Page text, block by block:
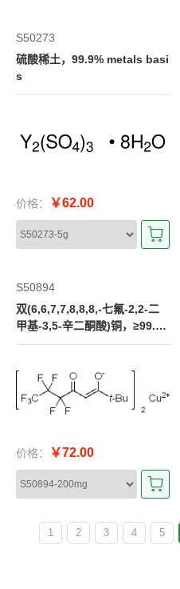
S50273
硫酸稀土，99.9% metals basi
s
价格： ￥62.00
S50894
双(6,6,7,7,8,8,8,-七氟-2,2-二
甲基-3,5-辛二酮酸)铜，≥99.9
9% metals basis
价格： ￥72.00
1 2 3 4 5